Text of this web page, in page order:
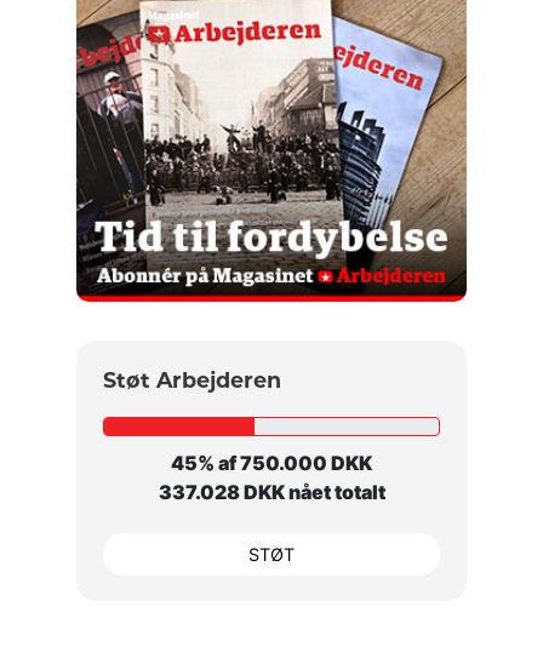
Støt Arbejderen
45% af 750.000 DKK
337.028 DKK nået totalt
STØT